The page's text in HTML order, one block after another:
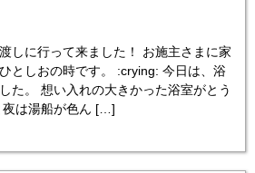
しに行って来ました！ お施主さまに家
としおの時です。 :crying: 今日は、浴
た。 想い入れの大きかった浴室がとう
夜は湯船が色ん […]